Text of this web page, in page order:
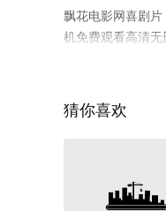
飘花电影网喜剧
机免费观看高清无
猜你喜欢